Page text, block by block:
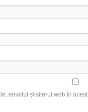
emailul și site-ul web în